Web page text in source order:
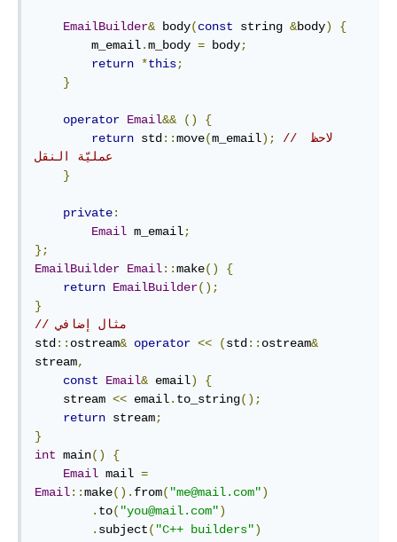
EmailBuilder& body(const string &body)
{
        m_email
.m_body = body;
return *this;
}
operator Email&& ()
{
return std ::move(m_email);
// لاحظ
عمليّة النقل
}
private:
Email m_email;
};
EmailBuilder Email::make()
{
return EmailBuilder();
}
// مثال إضافي
std :: ostream& operator << (std :: ostream&
stream,
const
Email& email)
{
    stream
<< email. to_string();
return stream;
}
int main()
{
Email mail =
Email::make(). from( "me@mail.com")
. to( "you@mail.com")
. subject( "C++ builders")